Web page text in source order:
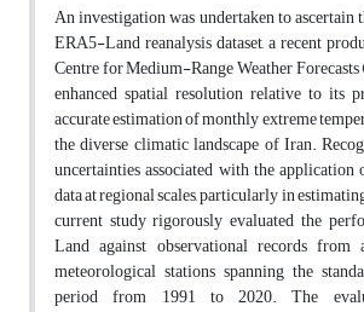
An investigation was undertaken to
ERA5-Land reanalysis dataset, a recent
Centre for Medium-Range Weather
enhanced spatial resolution relative to its
accurate estimation of monthly extreme
the diverse climatic landscape of Iran.
uncertainties associated with the
data at regional scales, particularly in
current study rigorously evaluated the
Land against observational records
meteorological stations spanning the
period from 1991 to 2020. The